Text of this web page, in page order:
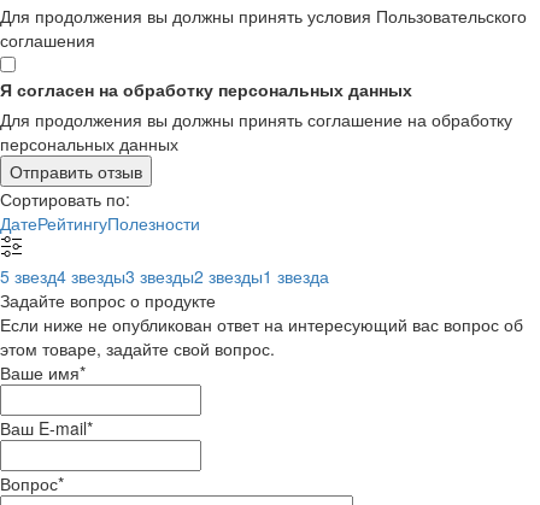
Для продолжения вы должны принять условия Пользовательского
соглашения
Я согласен на обработку персональных данных
Для продолжения вы должны принять соглашение на обработку
персональных данных
Отправить отзыв
Сортировать по:
ДатеРейтингуПолезности
5 звезд4 звезды3 звезды2 звезды1 звезда
Задайте вопрос о продукте
Если ниже не опубликован ответ на интересующий вас вопрос об
этом товаре, задайте свой вопрос.
Ваше имя*
Ваш E-mail*
Вопрос*